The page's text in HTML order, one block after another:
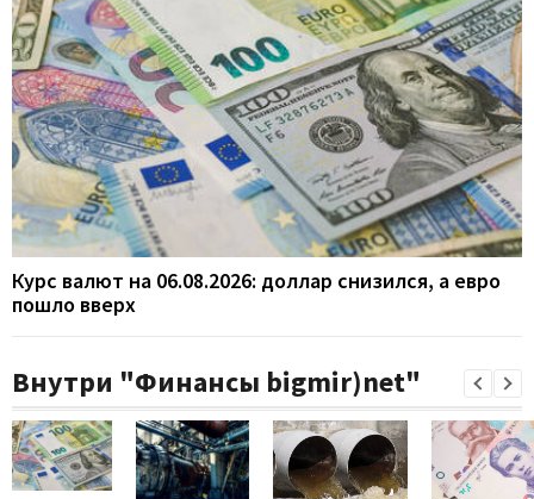
Курс валют на 06.08.2026: доллар снизился, а евро
пошло вверх
Внутри "Финансы bigmir)net"